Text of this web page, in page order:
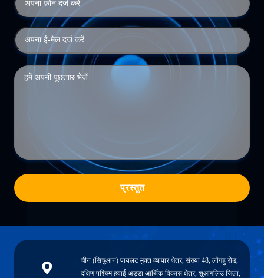
प्रस्तुत
चीन (सिचुआन) पायलट मुक्त व्यापार क्षेत्र, संख्या 48, लोंगहु रोड,
दक्षिण पश्चिम हवाई अड्डा आर्थिक विकास क्षेत्र, शुआंगलिउ जिला,